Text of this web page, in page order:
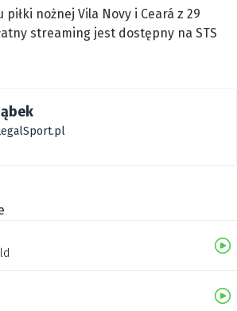
nożnej Vila Novy i Ceará z 29
streaming jest dostępny na STS